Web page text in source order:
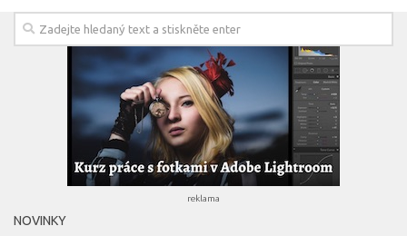
reklama
NOVINKY